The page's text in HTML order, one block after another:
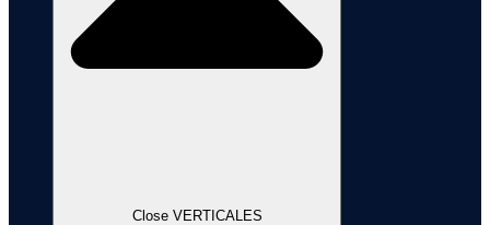
Close VERTICALES